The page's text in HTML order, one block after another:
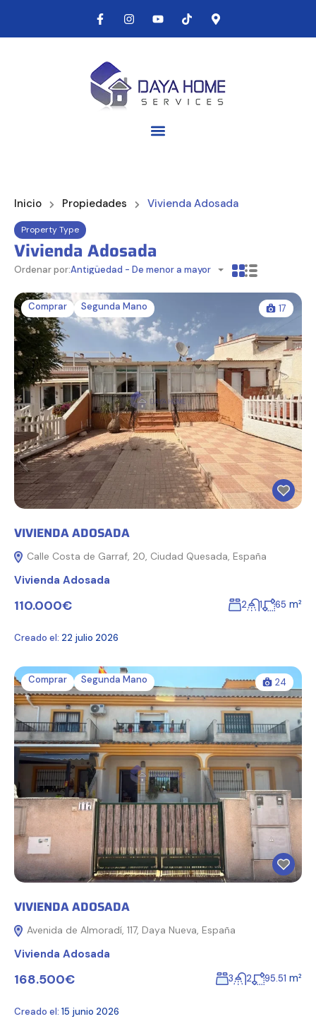
Inicio Propiedades Vivienda Adosada
Property Type
Vivienda Adosada
Ordenar por:Antigüedad - De menor a mayor
Comprar Segunda Mano 17
VIVIENDA ADOSADA
Calle Costa de Garraf, 20, Ciudad Quesada, España
Vivienda Adosada
110.000€ 2 1 65 m²
Creado el: 22 julio 2026
Comprar Segunda Mano 24
VIVIENDA ADOSADA
Avenida de Almoradí, 117, Daya Nueva, España
Vivienda Adosada
168.500€ 3 2 95.51 m²
Creado el: 15 junio 2026